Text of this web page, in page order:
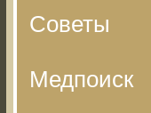
Советы
Медпоиск